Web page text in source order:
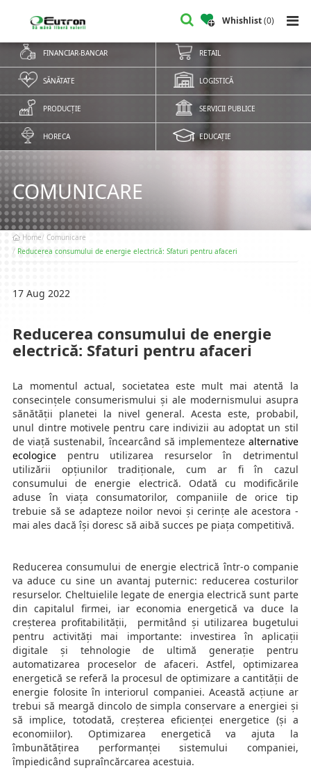
Whishlist(0)
FINANCIAR-BANCAR RETAIL
SĂNĂTATE LOGISTICĂ
PRODUCȚIE SERVICII PUBLICE
HORECA EDUCAȚIE
COMUNICARE
Home Comunicare
Reducerea consumului de energie electrică: Sfaturi pentru afaceri
17 Aug 2022
Reducerea consumului de energie
electrică: Sfaturi pentru afaceri
La momentul actual, societatea este mult mai atentă la
consecințele consumerismului și ale modernismului asupra
sănătății planetei la nivel general. Acesta este, probabil,
unul dintre motivele pentru care indivizii au adoptat un stil
de viață sustenabil, încearcând să implementeze alternative
ecologice pentru utilizarea resurselor în detrimentul
utilizării opțiunilor tradiționale, cum ar fi în cazul
consumului de energie electrică. Odată cu modificările
aduse în viața consumatorilor, companiile de orice tip
trebuie să se adapteze noilor nevoi și cerințe ale acestora -
mai ales dacă își doresc să aibă succes pe piața competitivă.
Reducerea consumului de energie electrică într-o companie
va aduce cu sine un avantaj puternic: reducerea costurilor
resurselor. Cheltuielile legate de energia electrică sunt parte
din capitalul firmei, iar economia energetică va duce la
creșterea profitabilității, permitând și utilizarea bugetului
pentru activități mai importante: investirea în aplicații
digitale și tehnologie de ultimă generație pentru
automatizarea proceselor de afaceri. Astfel, optimizarea
energetică se referă la procesul de optimizare a cantității de
energie folosite în interiorul companiei. Această acțiune ar
trebui să meargă dincolo de simpla conservare a energiei și
să implice, totodată, creșterea eficienței energetice (și a
economiilor). Optimizarea energetică va ajuta la
îmbunătățirea performanței sistemului companiei,
împiedicând supraîncărcarea acestuia.